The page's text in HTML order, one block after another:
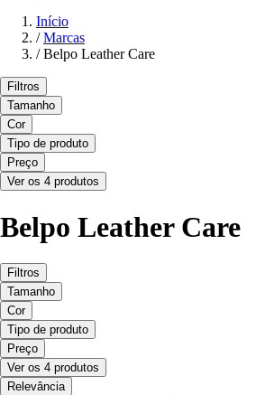
Início
/ Marcas
/ Belpo Leather Care
Filtros
Tamanho
Cor
Tipo de produto
Preço
Ver os 4 produtos
Belpo Leather Care
Filtros
Tamanho
Cor
Tipo de produto
Preço
Ver os 4 produtos
Relevância